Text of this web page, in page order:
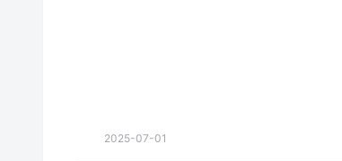
2025-07-01